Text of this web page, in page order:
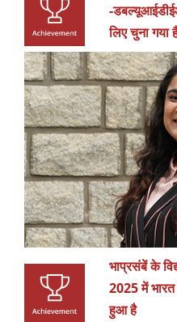
-
लिए चुना गया
भाप्रसंबें के
2025 में
हुआ है